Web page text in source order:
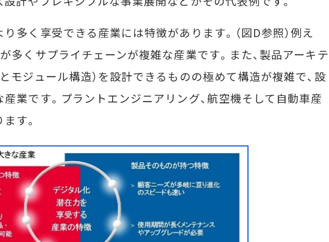
多く享受できる産業には特徴があります。（図D参照）例え
多くサプライチェーンが複雑な産業です。また、製品アーキテ
モジュール構造）を設計できるものの極めて構造が複雑で、設
業です。プラントエンジニアリング、航空機そして自動車産
す。